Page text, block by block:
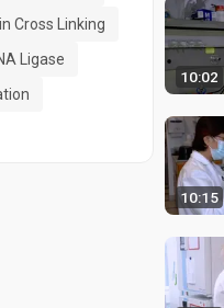
Cross Linking
Ligase
10:02
10:15